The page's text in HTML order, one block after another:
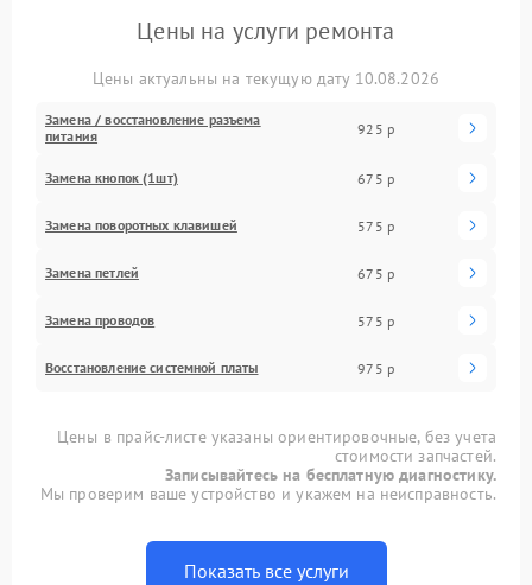
Цены на услуги ремонта
Цены актуальны на текущую дату 10.08.2026
Замена / восстановление разъема
питания
925 р
Замена кнопок (1шт) 675 р
Замена поворотных клавишей 575 р
Замена петлей 675 р
Замена проводов 575 р
Восстановление системной платы 975 р
Цены в прайс-листе указаны ориентировочные, без учета
стоимости запчастей.
Записывайтесь на бесплатную диагностику.
Мы проверим ваше устройство и укажем на неисправность.
Показать все услуги